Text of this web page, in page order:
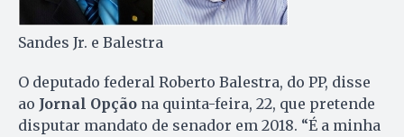
Sandes Jr. e Balestra
O deputado federal Roberto Balestra, do PP, disse
ao Jornal Opção na quinta-feira, 22, que pretende
disputar mandato de senador em 2018. “É a minha